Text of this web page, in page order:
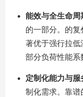
能效与全生命周
的一部分。的
著优于强行拉低
部分负荷性能系
定制化能力与服
制化需求。靠